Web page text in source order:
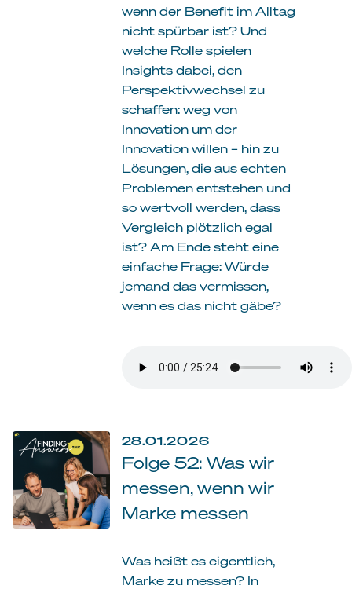
wenn der Benefit im Alltag
nicht spürbar ist? Und
welche Rolle spielen
Insights dabei, den
Perspektivwechsel zu
schaffen: weg von
Innovation um der
Innovation willen – hin zu
Lösungen, die aus echten
Problemen entstehen und
so wertvoll werden, dass
Vergleich plötzlich egal
ist? Am Ende steht eine
einfache Frage: Würde
jemand das vermissen,
wenn es das nicht gäbe?
28.01.2026
Folge 52: Was wir
messen, wenn wir
Marke messen
Was heißt es eigentlich,
Marke zu messen? In